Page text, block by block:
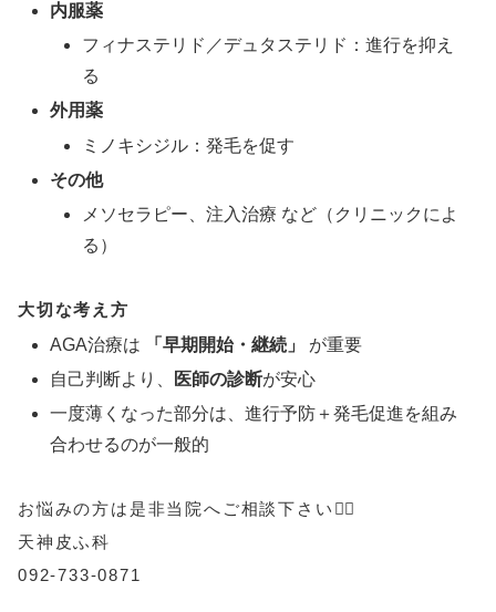
内服薬
フィナステリド／デュタステリド：進行を抑え
る
外用薬
ミノキシジル：発毛を促す
その他
メソセラピー、注入治療 など（クリニックによ
る）
大切な考え方
AGA治療は
「早期開始・継続」
が重要
自己判断より、
医師の診断が安心
一度薄くなった部分は、進行予防＋発毛促進を組み
合わせるのが一般的
お悩みの方は是非当院へご相談下さい💁‍♀️
天神皮ふ科
092-733-0871